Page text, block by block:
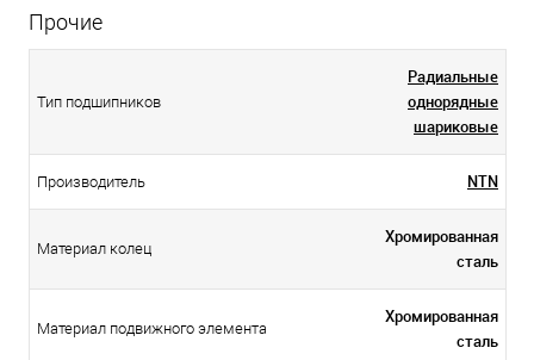
Прочие
Тип подшипников
Радиальные
однорядные
шариковые
Производитель NTN
Материал колец
Хромированная
сталь
Материал подвижного элемента
Хромированная
сталь